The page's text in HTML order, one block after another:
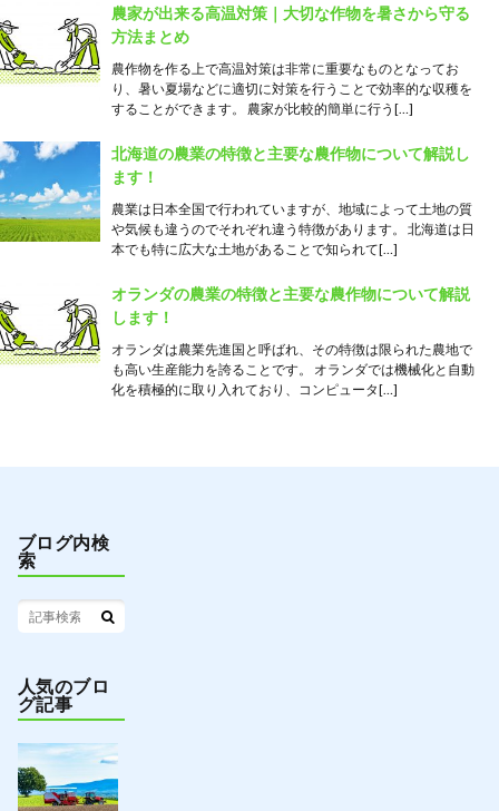
農家が出来る高温対策｜大切な作物を暑さから守る
方法まとめ
農作物を作る上で高温対策は非常に重要なものとなってお
り、暑い夏場などに適切に対策を行うことで効率的な収穫を
することができます。 農家が比較的簡単に行う[…]
北海道の農業の特徴と主要な農作物について解説し
ます！
農業は日本全国で行われていますが、地域によって土地の質
や気候も違うのでそれぞれ違う特徴があります。 北海道は日
本でも特に広大な土地があることで知られて[…]
オランダの農業の特徴と主要な農作物について解説
します！
オランダは農業先進国と呼ばれ、その特徴は限られた農地で
も高い生産能力を誇ることです。 オランダでは機械化と自動
化を積極的に取り入れており、コンピュータ[…]
ブログ内検
索
人気のブロ
グ記事